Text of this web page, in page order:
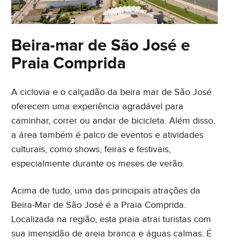
Beira-mar de São José e
Praia Comprida
A ciclovia e o calçadão da beira mar de São José
oferecem uma experiência agradável para
caminhar, correr ou andar de bicicleta. Além disso,
a área também é palco de eventos e atividades
culturais, como shows, feiras e festivais,
especialmente durante os meses de verão.
Acima de tudo, uma das principais atrações da
Beira-Mar de São José é a Praia Comprida.
Localizada na região, esta praia atrai turistas com
sua imensidão de areia branca e águas calmas. É